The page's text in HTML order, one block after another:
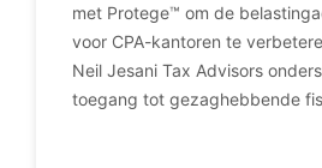
met Protege™ om de
voor CPA-kantoren te
Neil Jesani Tax Advisors
toegang tot gezaghebbende